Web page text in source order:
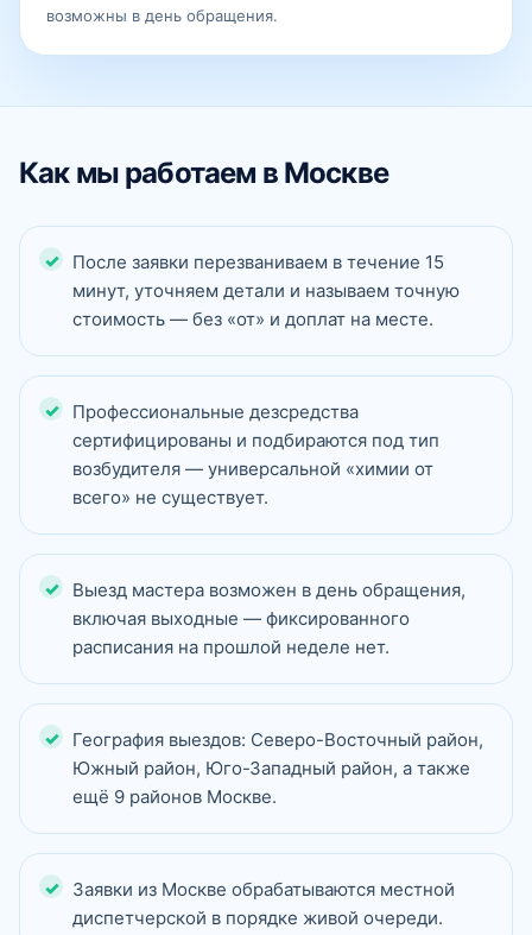
возможны в день обращения.
Как мы работаем в Москве
После заявки перезваниваем в течение 15
минут, уточняем детали и называем точную
стоимость — без «от» и доплат на месте.
Профессиональные дезсредства
сертифицированы и подбираются под тип
возбудителя — универсальной «химии от
всего» не существует.
Выезд мастера возможен в день обращения,
включая выходные — фиксированного
расписания на прошлой неделе нет.
География выездов: Северо-Восточный район,
Южный район, Юго-Западный район, а также
ещё 9 районов Москве.
Заявки из Москве обрабатываются местной
диспетчерской в порядке живой очереди.